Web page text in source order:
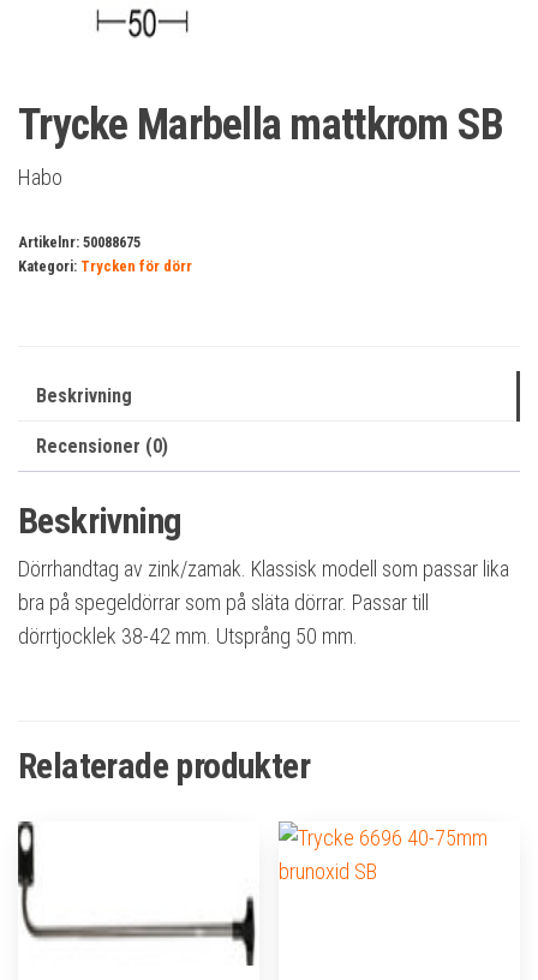
Trycke Marbella mattkrom SB
Habo
Artikelnr: 50088675
Kategori: Trycken för dörr
Beskrivning
Recensioner (0)
Beskrivning
Dörrhandtag av zink/zamak. Klassisk modell som passar lika
bra på spegeldörrar som på släta dörrar. Passar till
dörrtjocklek 38-42 mm. Utsprång 50 mm.
Relaterade produkter